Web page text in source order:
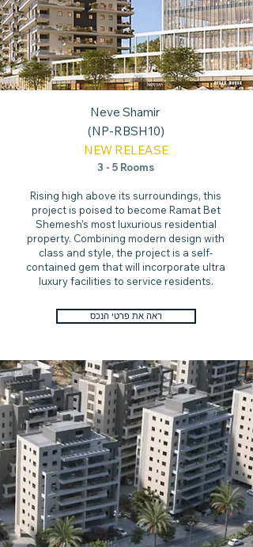
Neve Shamir
(NP-RBSH10)
NEW RELEASE
3 - 5 Rooms
Rising high above its surroundings, this
project is poised to become Ramat Bet
Shemesh’s most luxurious residential
property. Combining modern design with
class and style, the project is a self-
contained gem that will incorporate ultra
luxury facilities to service residents.
ראה את פרטי הנכס